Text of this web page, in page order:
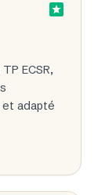
ECSR,
adapté